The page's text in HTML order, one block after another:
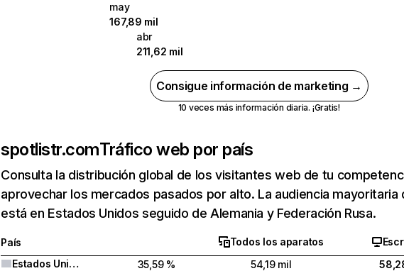
may
167,89 mil
abr
211,62 mil
Consigue información de marketing →
10 veces más información diaria. ¡Gratis!
spotlistr.comTráfico web por país
Consulta la distribución global de los visitantes web de tu
aprovechar los mercados pasados por alto. La audiencia mayoritaria
está en Estados Unidos seguido de Alemania y Federación Rusa.
País Todos los aparatos
Estados Unidos
35,59 % 54,19 mil